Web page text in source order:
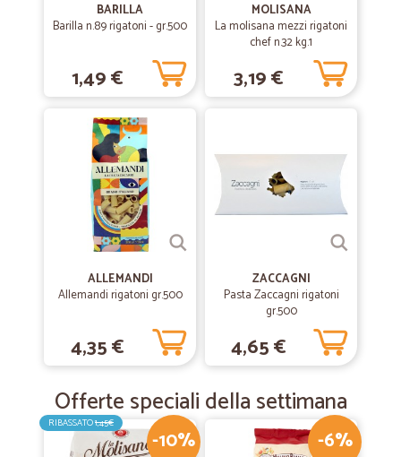
BARILLA
Barilla n.89 rigatoni - gr.500
1,49 €
MOLISANA
La molisana mezzi rigatoni
chef n.32 kg.1
3,19 €
ALLEMANDI
Allemandi rigatoni gr.500
4,35 €
ZACCAGNI
Pasta Zaccagni rigatoni
gr.500
4,65 €
Offerte speciali della settimana
-10%
RIBASSATO1,45€
-6%